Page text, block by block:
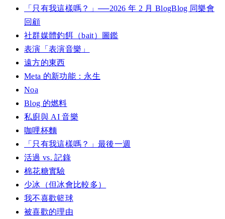
「只有我這樣嗎？」──2026 年 2 月 BlogBlog 同樂會
回顧
社群媒體釣餌（bait）圖鑑
表演「表演音樂」
遠方的東西
Meta 的新功能：永生
Noa
Blog 的燃料
私廚與 AI 音樂
咖哩杯麵
「只有我這樣嗎？」最後一週
活過 vs. 記錄
棉花糖實驗
少冰（但冰會比較多）
我不喜歡籃球
被喜歡的理由